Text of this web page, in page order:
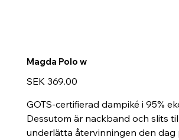
Magda Polo w
Price
SEK 369.00
GOTS-certifierad dampiké i 95%
Dessutom är nackband och slits
underlätta återvinningen den